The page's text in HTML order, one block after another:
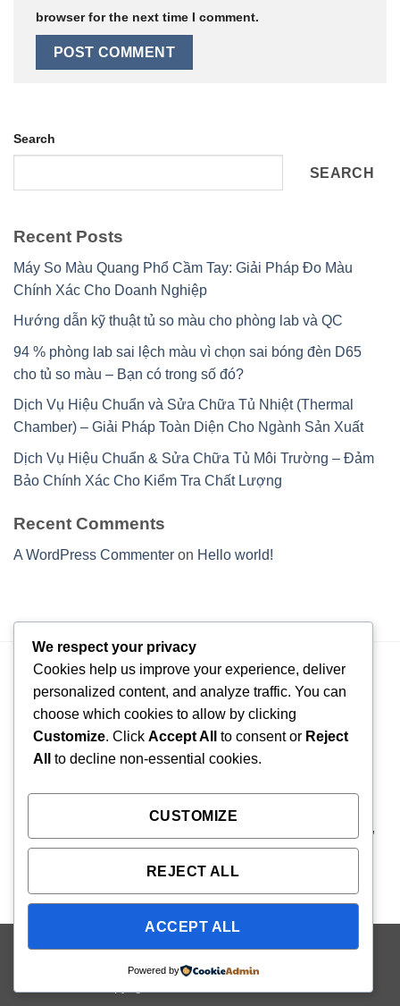
browser for the next time I comment.
Search
SEARCH
Recent Posts
Máy So Màu Quang Phổ Cầm Tay: Giải Pháp Đo Màu
Chính Xác Cho Doanh Nghiệp
Hướng dẫn kỹ thuật tủ so màu cho phòng lab và QC
94 % phòng lab sai lệch màu vì chọn sai bóng đèn D65
cho tủ so màu – Bạn có trong số đó?
Dịch Vụ Hiệu Chuẩn và Sửa Chữa Tủ Nhiệt (Thermal
Chamber) – Giải Pháp Toàn Diện Cho Ngành Sản Xuất
Dịch Vụ Hiệu Chuẩn & Sửa Chữa Tủ Môi Trường – Đảm
Bảo Chính Xác Cho Kiểm Tra Chất Lượng
Recent Comments
A WordPress Commenter on Hello world!
Sale Engineer : NGUYỄN VŨ GIA HUY – 090 819 5875
Email báo giá và tư vấn : congnghegiahuy@gmail.com
Địa chỉ : Số 1, Đường N5(Khu nhà vườn liền kề Ba Son),
Khu phố Phước Hiệp, Phường Long Phước, TP Hồ Chí
Visa PayPal Stripe MasterCard
Cash
Delivery
We respect your privacy
Cookies help us improve your experience, deliver
personalized content, and analyze traffic. You can
choose which cookies to allow by clicking
Customize. Click Accept All to consent or Reject
All
to decline non-essential cookies.
CUSTOMIZE
REJECT ALL
ACCEPT ALL
Powered by